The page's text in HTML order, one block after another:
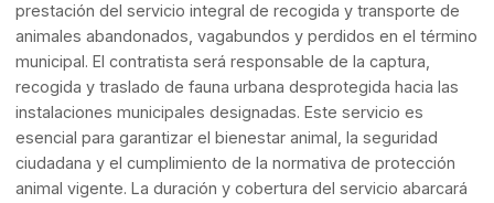
prestación del servicio integral de recogida y transporte de
animales abandonados, vagabundos y perdidos en el término
municipal. El contratista será responsable de la captura,
recogida y traslado de fauna urbana desprotegida hacia las
instalaciones municipales designadas. Este servicio es
esencial para garantizar el bienestar animal, la seguridad
ciudadana y el cumplimiento de la normativa de protección
animal vigente. La duración y cobertura del servicio abarcará